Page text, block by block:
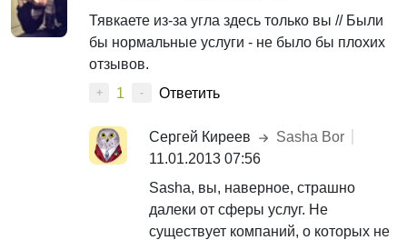
Тявкаете из-за угла здесь только вы // Были
бы нормальные услуги - не было бы плохих
отзывов.
+ 1 - Ответить
Сергей Киреев
Sasha Bor
11.01.2013 07:56
Sasha, вы, наверное, страшно
далеки от сферы услуг. Не
существует компаний, о которых не